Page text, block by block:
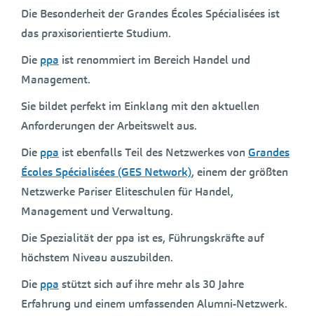
Die Besonderheit der Grandes Écoles Spécialisées ist
das praxisorientierte Studium.
Die ppa ist renommiert im Bereich Handel und
Management.
Sie bildet perfekt im Einklang mit den aktuellen
Anforderungen der Arbeitswelt aus.
Die ppa ist ebenfalls Teil des Netzwerkes von Grandes
Écoles Spécialisées (GES Network), einem der größten
Netzwerke Pariser Eliteschulen für Handel,
Management und Verwaltung.
Die Spezialität der ppa ist es, Führungskräfte auf
höchstem Niveau auszubilden.
Die ppa stützt sich auf ihre mehr als 30 Jahre
Erfahrung und einem umfassenden Alumni-Netzwerk.